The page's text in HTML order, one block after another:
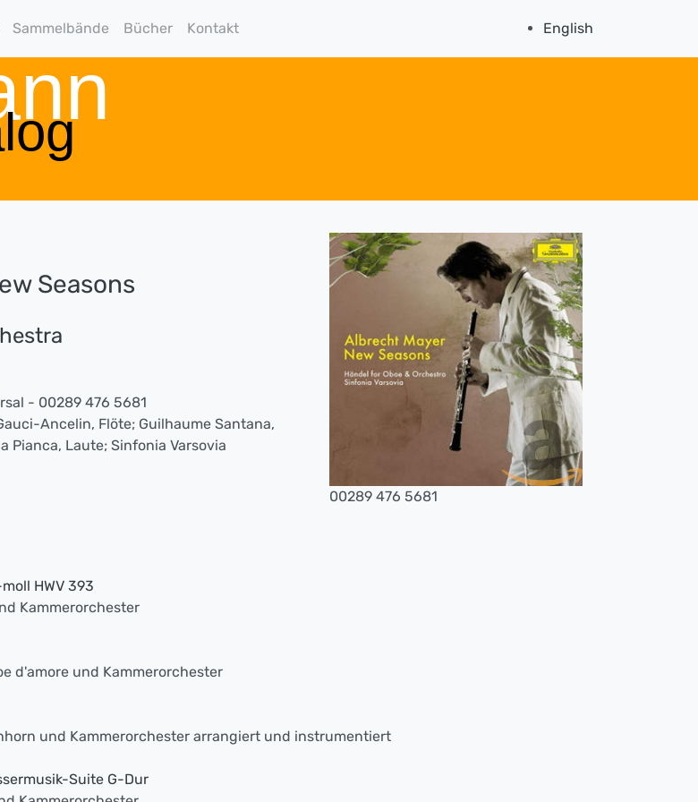
Sammelbände Bücher Kontakt English
Seasons
- 00289 476 5681
Ancelin, Flöte; Guilhaume Santana,
Pianca, Laute; Sinfonia Varsovia
00289 476 5681
HWV 393
Kammerorchester
d'amore und Kammerorchester
und Kammerorchester arrangiert und instrumentiert
Suite G-Dur